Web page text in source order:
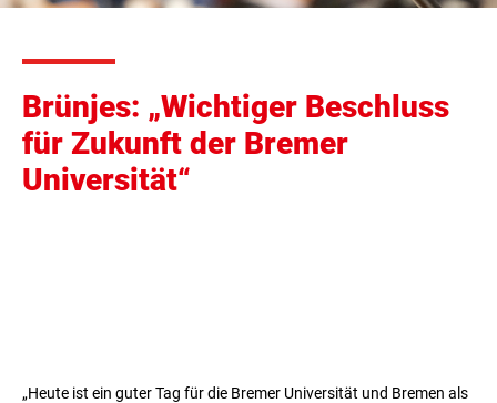
Brünjes: „Wichtiger Beschluss
für Zukunft der Bremer
Universität“
„Heute ist ein guter Tag für die Bremer Universität und Bremen als